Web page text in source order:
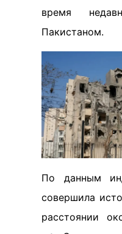
время
Пакистаном.
По данным
совершила
расстоянии